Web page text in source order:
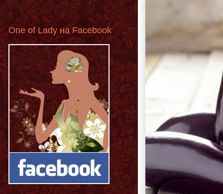
One of Lady на Facebook